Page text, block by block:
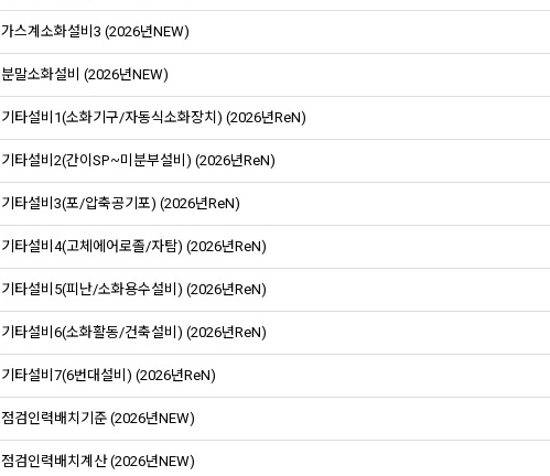
가스계소화설비3 (2026년NEW)
분말소화설비 (2026년NEW)
기타설비1(소화기구/자동식소화장치) (2026년ReN)
기타설비2(간이SP~미분부설비) (2026년ReN)
기타설비3(포/압축공기포) (2026년ReN)
기타설비4(고체에어로졸/자탐) (2026년ReN)
기타설비5(피난/소화용수설비) (2026년ReN)
기타설비6(소화활동/건축설비) (2026년ReN)
기타설비7(6번대설비) (2026년ReN)
점검인력배치기준 (2026년NEW)
점검인력배치계산 (2026년NEW)